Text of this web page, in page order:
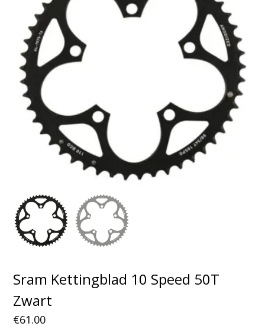
Sram Kettingblad 10 Speed 50T
Zwart
€61.00